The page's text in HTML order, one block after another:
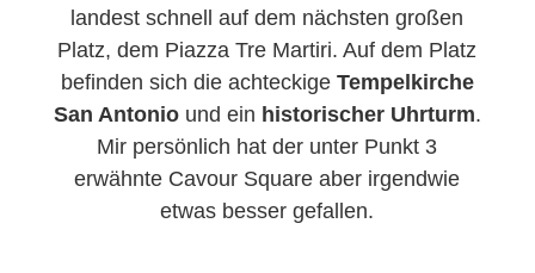
landest schnell auf dem nächsten großen
Platz, dem Piazza Tre Martiri. Auf dem Platz
befinden sich die achteckige Tempelkirche
San Antoniound ein historischer Uhrturm.
Mir persönlich hat der unter Punkt 3
erwähnte Cavour Square aber irgendwie
etwas besser gefallen.